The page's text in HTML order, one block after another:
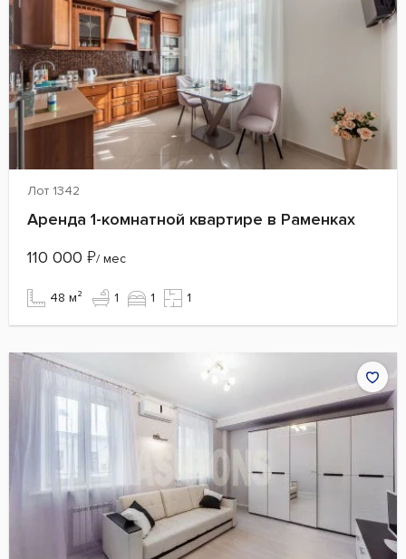
Лот 1342
Аренда 1-комнатной квартире в Раменках
110 000 ₽/ мес
48 м² 1 1 1